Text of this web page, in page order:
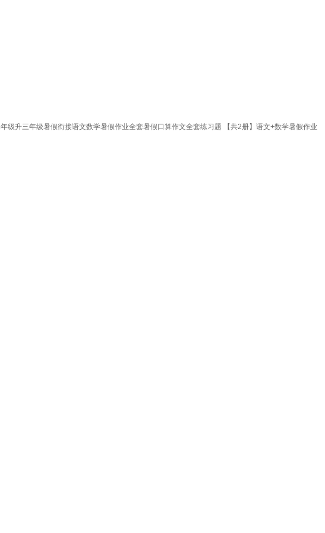
级升三年级暑假衔接语文数学暑假作业全套暑假口算作文全套练习题 【共2册】语文+数学暑假作业